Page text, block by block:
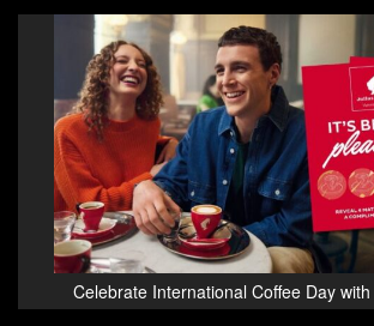
Celebrate International Coffee Day